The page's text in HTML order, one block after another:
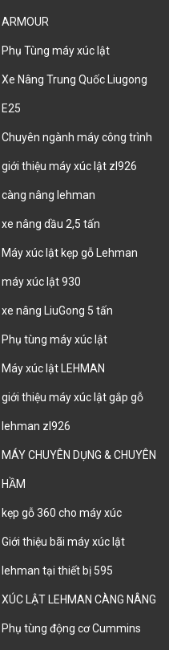
ARMOUR
Phụ Tùng máy xúc lật
Xe Nâng Trung Quốc Liugong
E25
Chuyên ngành máy công trình
giới thiệu máy xúc lật zl926
càng nâng lehman
xe nâng dầu 2,5 tấn
Máy xúc lật kẹp gỗ Lehman
máy xúc lật 930
xe nâng LiuGong 5 tấn
Phụ tùng máy xúc lật
Máy xúc lật LEHMAN
giới thiệu máy xúc lật gắp gỗ
lehman zl926
MÁY CHUYÊN DỤNG & CHUYÊN
HẦM
kẹp gỗ 360 cho máy xúc
Giới thiệu bãi máy xúc lật
lehman tại thiết bị 595
XÚC LẬT LEHMAN CÀNG NÂNG
Phụ tùng động cơ Cummins